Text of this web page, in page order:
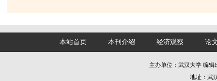
本站首页 本刊介绍 经济观察 论
主办单位：武汉大学 编
地址：武